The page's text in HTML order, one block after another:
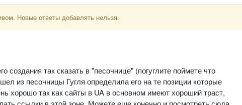
Новые ответы добавлять нельзя.
так сказать в "песочнице" (погуглите поймете что
из песочницы Гугля определила его на те позиции которые
хорошо так как сайты в UA в основном имеют хороший траст,